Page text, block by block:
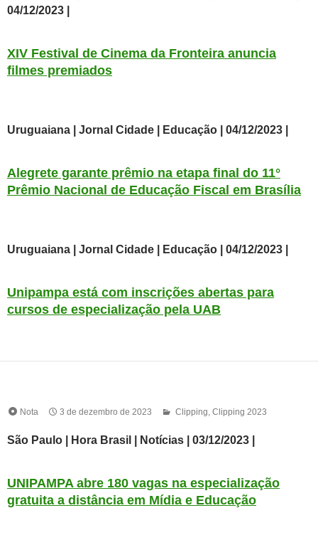
04/12/2023 |
XIV Festival de Cinema da Fronteira anuncia
filmes premiados
Uruguaiana | Jornal Cidade | Educação | 04/12/2023 |
Alegrete garante prêmio na etapa final do 11°
Prêmio Nacional de Educação Fiscal em Brasília
Uruguaiana | Jornal Cidade | Educação | 04/12/2023 |
Unipampa está com inscrições abertas para
cursos de especialização pela UAB
Nota 3 de dezembro de 2023 Clipping Clipping 2023
São Paulo | Hora Brasil | Notícias | 03/12/2023 |
UNIPAMPA abre 180 vagas na especialização
gratuita a distância em Mídia e Educação